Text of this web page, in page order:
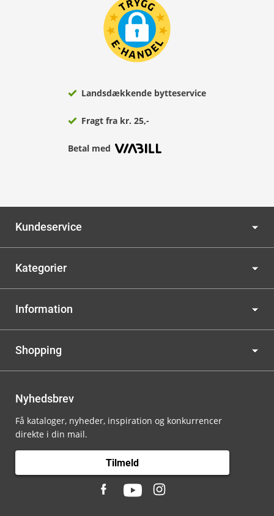
Landsdækkende bytteservice
Fragt fra kr. 25,-
Betal med
Kundeservice
Kategorier
Information
Shopping
Nyhedsbrev
Få kataloger, nyheder, inspiration og konkurrencer
direkte i din mail.
Tilmeld